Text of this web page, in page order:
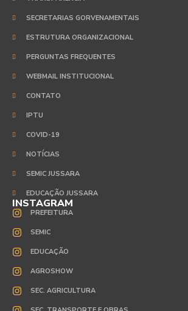
SECRETARIAS GORVENAMENTAIS
ESTRUTURA ORGANIZACIONAL
PERGUNTAS FREQUENTES
WEBMAIL INSTITUCIONAL
CONTATO
IPTU
COVID-19
NOTÍCIAS
SEMIC JUSSARA
EDUCAÇÃO JUSSARA
INSTAGRAM
PREFEITURA
SEMIC
EDUCAÇÃO
AGROSHOW
SEC. AGRICULTURA